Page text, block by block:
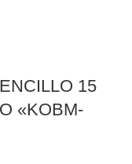
15
«KOBM-